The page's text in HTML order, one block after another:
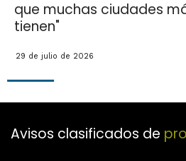
que muchas ciudades
tienen"
29 de julio de 2026
Avisos clasificados de